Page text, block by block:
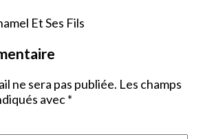
ne sera pas publiée. Les champs
avec*